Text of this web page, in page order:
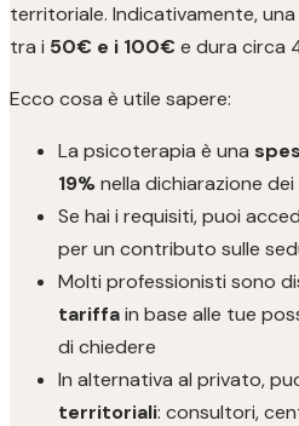
territoriale. Indicativamente,
tra i 50€ e i 100€ e dura circa
Ecco cosa è utile sapere:
La psicoterapia è una
19%nella dichiarazione
Se hai i requisiti, puoi
per un contributo sulle
Molti professionisti sono
tariffain base alle tue
di chiedere
In alternativa al privato,
territoriali: consultori,